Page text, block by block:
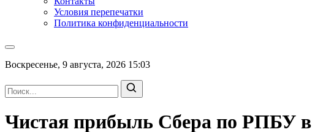
Условия перепечатки
Политика конфиденциальности
Воскресенье, 9 августа, 2026 15:03
Чистая прибыль Сбера по РПБУ в